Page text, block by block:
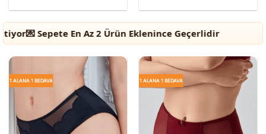
En Az 2 Ürün Eklenince Geçerlidir 🎁 1 Alana
1 ALANA 1 BEDAVA 1 ALANA 1 BEDAVA